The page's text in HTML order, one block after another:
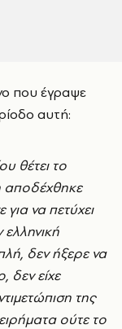
που έγραψε
αυτή:
θέτει το
αποδέχθηκε
να πετύχει
δεν ήξερε να
δεν είχε
της
ούτε το